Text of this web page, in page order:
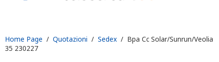
Home Page / Quotazioni / Sedex / Bpa Cc Solar/Sunrun/Veolia
35 230227